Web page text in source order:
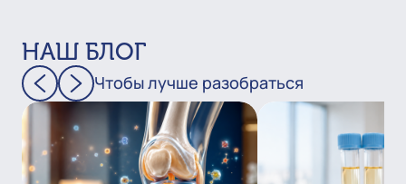
НАШ БЛОГ
Чтобы лучше разобраться